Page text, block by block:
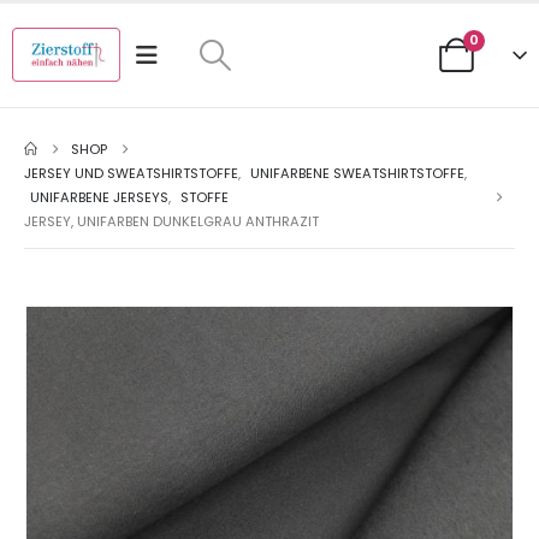
0
SHOP
JERSEY UND SWEATSHIRTSTOFFE, UNIFARBENE SWEATSHIRTSTOFFE,
UNIFARBENE JERSEYS, STOFFE
JERSEY, UNIFARBEN DUNKELGRAU ANTHRAZIT